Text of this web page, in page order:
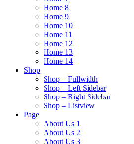
Home 8
Home 9
Home 10
Home 11
Home 12
Home 13
Home 14
Shop
Shop – Fullwidth
Shop – Left Sidebar
Shop – Right Sidebar
Shop – Listview
Page
About Us 1
About Us 2
About Us 3